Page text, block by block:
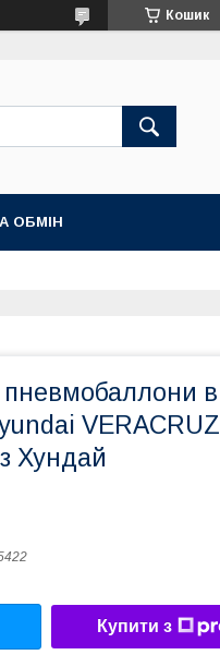
Кошик
ОБМІН
в
VERACRUZ
Хундай
Купити з